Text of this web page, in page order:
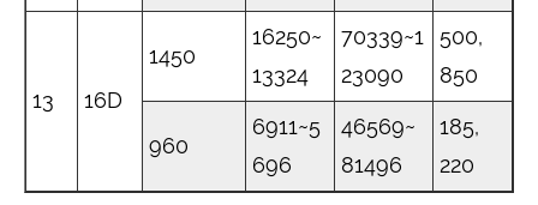
13 16D
1450
16250~
13324
70339~1
23090
500,
850
960
6911~5
696
46569~
81496
185,
220